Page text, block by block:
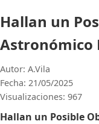
Hallan un
Astronómico
Autor: A.Vila
Fecha: 21/05/2025
Visualizaciones: 967
Hallan un Posible